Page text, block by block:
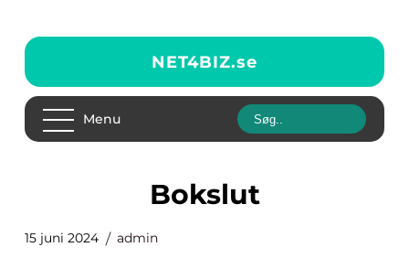
NET4BIZ.se
Menu
bokslut
15 juni 2024 admin